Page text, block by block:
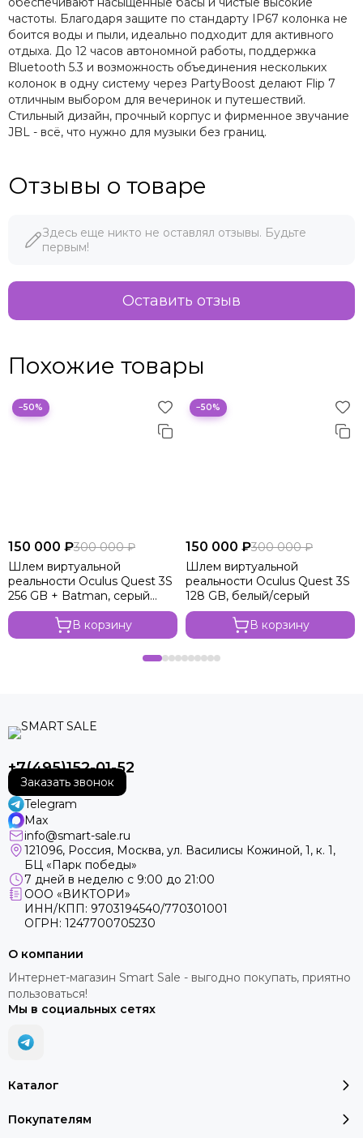
частоты. Благодаря защите по стандарту IP67 колонка не
боится воды и пыли, идеально подходит для активного
отдыха. До 12 часов автономной работы, поддержка
Bluetooth 5.3 и возможность объединения нескольких
колонок в одну систему через PartyBoost делают Flip 7
отличным выбором для вечеринок и путешествий.
Стильный дизайн, прочный корпус и фирменное звучание
JBL - всё, что нужно для музыки без границ.
Отзывы о товаре
Здесь еще никто не оставлял отзывы. Будьте
первым!
Оставить отзыв
Похожие товары
−50%
150 000 ₽300 000 ₽
Шлем виртуальной
реальности Oculus Quest 3S
256 GB + Batman, серый
металлик
В корзину
−50%
150 000 ₽300 000 ₽
Шлем виртуальной
реальности Oculus Quest 3S
128 GB, белый/серый
В корзину
+7(495)152-01-52
Заказать звонок
Telegram
Max
info@smart-sale.ru
121096, Россия, Москва, ул. Василисы Кожиной, 1, к. 1,
БЦ «Парк победы»
7 дней в неделю с 9:00 до 21:00
ООО «ВИКТОРИ»
ИНН/КПП: 9703194540/770301001
ОГРН: 1247700705230
Каталог
Покупателям
О компании
Интернет-магазин Smart Sale - выгодно покупать, приятно
пользоваться!
Мы в социальных сетях